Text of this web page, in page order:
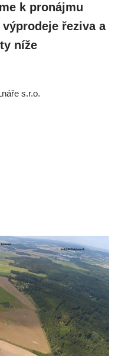
k pronájmu
řeziva a
níže
s.r.o.